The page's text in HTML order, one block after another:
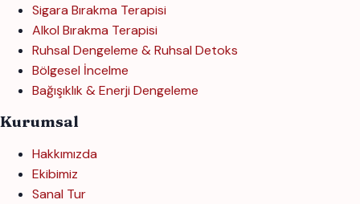
Sigara Bırakma Terapisi
Alkol Bırakma Terapisi
Ruhsal Dengeleme & Ruhsal Detoks
Bölgesel İncelme
Bağışıklık & Enerji Dengeleme
Kurumsal
Hakkımızda
Ekibimiz
Sanal Tur